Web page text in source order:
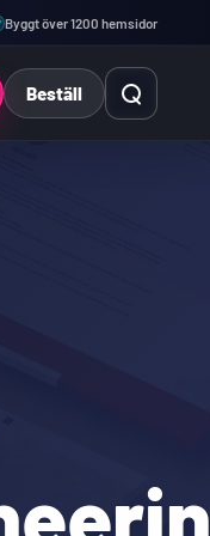
Byggt över 1200 hemsidor
Beställ Öppna sök